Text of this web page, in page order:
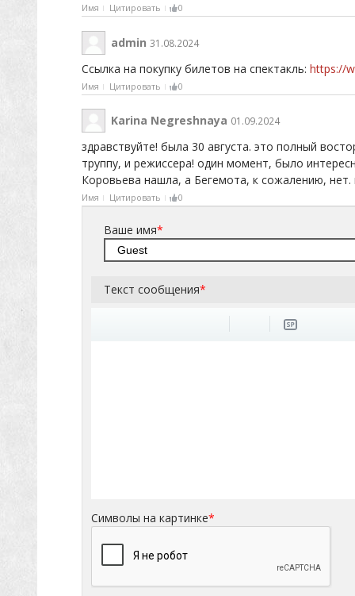
Имя Цитировать 0
admin 31.08.2024
Ссылка на покупку билетов на спектакль: https://
Имя Цитировать 0
Karina Negreshnaya 01.09.2024
здравствуйте! была 30 августа. это полный
труппу, и режиссера! один момент, было
Коровьева нашла, а Бегемота, к сожалению,
Имя Цитировать 0
Ваше имя*
Текст сообщения*
Символы на картинке*